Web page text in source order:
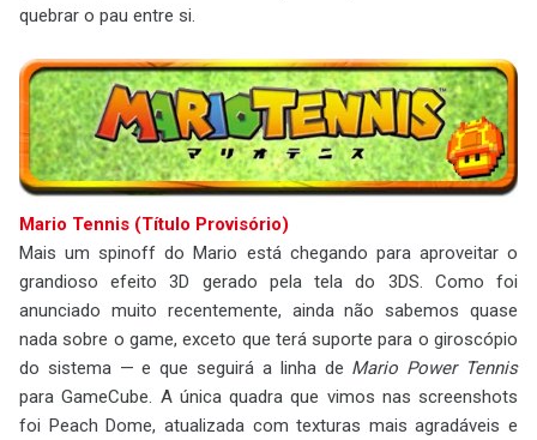
quebrar o pau entre si.
Mario Tennis (Título Provisório)
Mais um spinoff do Mario está chegando para aproveitar o
grandioso efeito 3D gerado pela tela do 3DS. Como foi
anunciado muito recentemente, ainda não sabemos quase
nada sobre o game, exceto que terá suporte para o giroscópio
do sistema — e que seguirá a linha de Mario Power Tennis
para GameCube. A única quadra que vimos nas screenshots
foi Peach Dome, atualizada com texturas mais agradáveis e